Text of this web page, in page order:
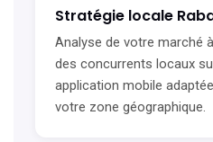
Stratégie locale
Analyse de votre marché
des concurrents locaux
application mobile
votre zone géographique.